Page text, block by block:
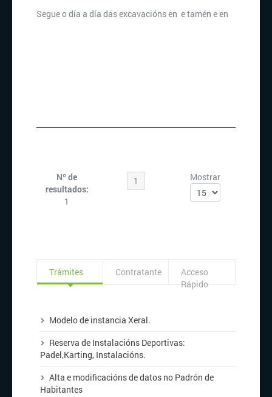
Segue o día a día das excavacións en e tamén e en
Nº de
resultados:
1
1 Mostrar
Trámites Contratante
Acceso
Rápido
Modelo de instancia Xeral.
Reserva de Instalacións Deportivas:
Padel,Karting, Instalacións.
Alta e modificaciónsde datos no Padrón de
Habitantes